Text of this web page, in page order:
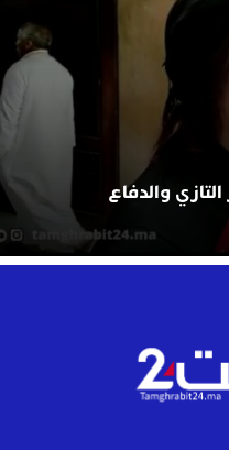
والدفاع